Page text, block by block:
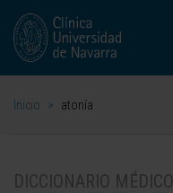
Inicio > atonía
DICCIONARIO MÉDICO